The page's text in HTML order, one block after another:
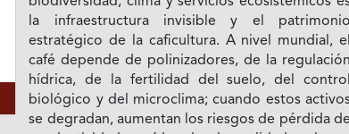
la infraestructura invisible y el patrimonio
estratégico de la caficultura. A nivel mundial, el
café depende de polinizadores, de la regulación
hídrica, de la fertilidad del suelo, del control
biológico y del microclima; cuando estos
se degradan, aumentan los riesgos de pérdida de